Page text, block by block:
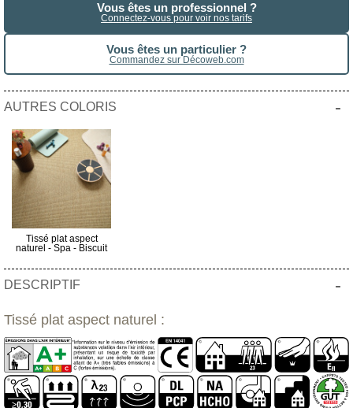
Vous êtes un professionnel ?
Connectez-vous pour voir nos tarifs
Vous êtes un particulier ?
Commandez sur Décoweb.com
AUTRES COLORIS -
Tissé plat aspect
naturel - Spa - Biscuit
DESCRIPTIF -
Tissé plat aspect naturel :